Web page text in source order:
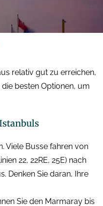
relativ gut zu erreichen,
besten Optionen, um
Viele Busse fahren von
22, 22RE, 25E) nach
Denken Sie daran, Ihre
Sie den Marmaray bis